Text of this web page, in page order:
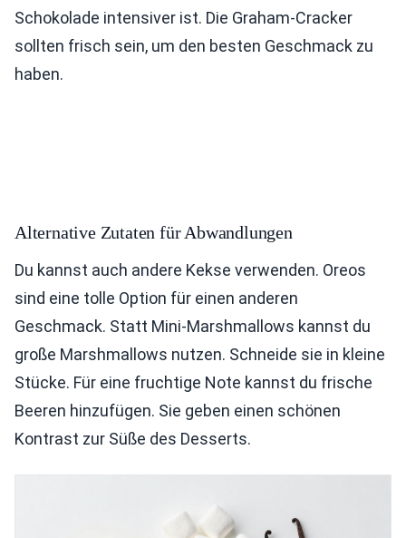
Schokolade intensiver ist. Die Graham-Cracker
sollten frisch sein, um den besten Geschmack zu
haben.
Alternative Zutaten für Abwandlungen
Du kannst auch andere Kekse verwenden. Oreos
sind eine tolle Option für einen anderen
Geschmack. Statt Mini-Marshmallows kannst du
große Marshmallows nutzen. Schneide sie in kleine
Stücke. Für eine fruchtige Note kannst du frische
Beeren hinzufügen. Sie geben einen schönen
Kontrast zur Süße des Desserts.